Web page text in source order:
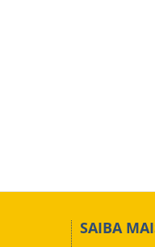
SAIBA